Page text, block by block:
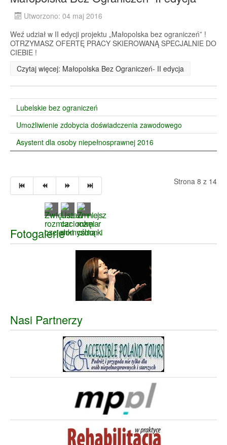
Utworzono: 04 maj 2016
Weź udział w II edycji projektu „Małopolska bez ograniczeń” !
OTRZYMASZ OFERTĘ PRACY SKIEROWANĄ SPECJALNIE DO
CIEBIE !
Czytaj więcej: Małopolska Bez Ograniczeń- II edycja
Lubelskie bez ograniczeń
Umożliwienie zdobycia doświadczenia zawodowego
Asystent dla osoby niepełnosprawnej 2016
Strona 8 z 14
Fotogalerie
Nasi Partnerzy